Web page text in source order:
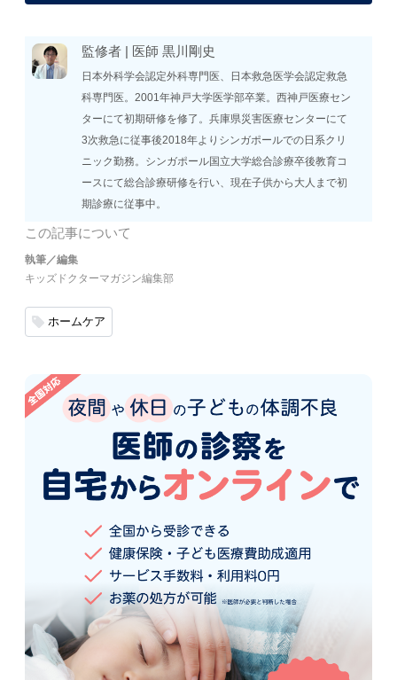
監修者 | 医師 黒川剛史
日本外科学会認定外科専門医、日本救急医学会認定救急
科専門医。2001年神戸大学医学部卒業。西神戸医療セン
ターにて初期研修を修了。兵庫県災害医療センターにて
3次救急に従事後2018年よりシンガポールでの日系クリ
ニック勤務。シンガポール国立大学総合診療卒後教育コ
ースにて総合診療研修を行い、現在子供から大人まで初
期診療に従事中。
この記事について
執筆／編集
キッズドクターマガジン編集部
ホームケア